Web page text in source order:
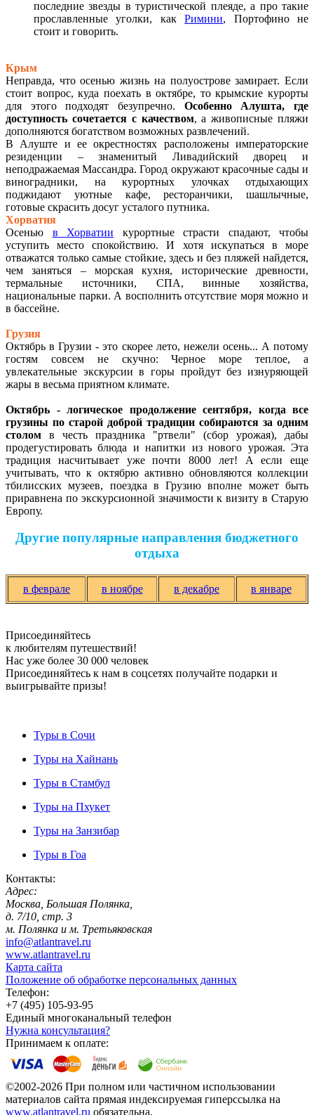
последние звезды в туристической плеяде, а про такие
прославленные уголки, какРимини, Портофино не
стоит и говорить.
Крым
Неправда, что осенью жизнь на полуострове замирает. Если
стоит вопрос, куда поехать в октябре, то крымские курорты
для этого подходят безупречно. Особенно Алушта, где
доступность сочетается с качеством, а живописные пляжи
дополняются богатством возможных развлечений.
В Алуште и ее окрестностях расположены императорские
резиденции – знаменитый Ливадийский дворец и
неподражаемая Массандра. Город окружают красочные сады и
виноградники, на курортных улочках отдыхающих
поджидают уютные кафе, ресторанчики, шашлычные,
готовые скрасить досуг усталого путника.
Хорватия
Осенью в Хорватии курортные страсти спадают, чтобы
уступить место спокойствию. И хотя искупаться в море
отважатся только самые стойкие, здесь и без пляжей найдется,
чем заняться – морская кухня, исторические древности,
термальные источники, СПА, винные хозяйства,
национальные парки. А восполнить отсутствие моря можно и
в бассейне.
Грузия
Октябрь в Грузии - это скорее лето, нежели осень... А потому
гостям совсем не скучно: Черное море теплое, а
увлекательные экскурсии в горы пройдут без изнуряющей
жары в весьма приятном климате.
Октябрь - логическое продолжение сентября, когда все
грузины по старой доброй традиции собираются за одним
столом в честь праздника "ртвели" (сбор урожая), дабы
продегустировать блюда и напитки из нового урожая. Эта
традиция насчитывает уже почти 8000 лет! А если еще
учитывать, что к октябрю активно обновляются коллекции
тбилисских музеев, поездка в Грузию вполне может быть
приравнена по экскурсионной значимости к визиту в Старую
Европу.
Другие популярные направления бюджетного
отдыха
в феврале в ноябре в декабре в январе
Присоединяйтесь
к любителям путешествий!
Нас уже более 30 000 человек
Присоединяйтесь к нам в соцсетях получайте подарки и
выигрывайте призы!
Туры в Сочи
Туры на Хайнань
Туры в Стамбул
Туры на Пхукет
Туры на Занзибар
Туры в Гоа
Контакты:
Адрес:
Москва, Большая Полянка,
д. 7/10, стр. 3
м. Полянка и м. Третьяковская
info@atlantravel.ru
www.atlantravel.ru
Карта сайта
Положение об обработке персональных данных
Телефон:
+7 (495) 105-93-95
Единый многоканальный телефон
Нужна консультация?
Принимаем к оплате:
©2002-2026 При полном или частичном использовании
материалов сайта прямая индексируемая гиперссылка на
www.atlantravel.ru обязательна.